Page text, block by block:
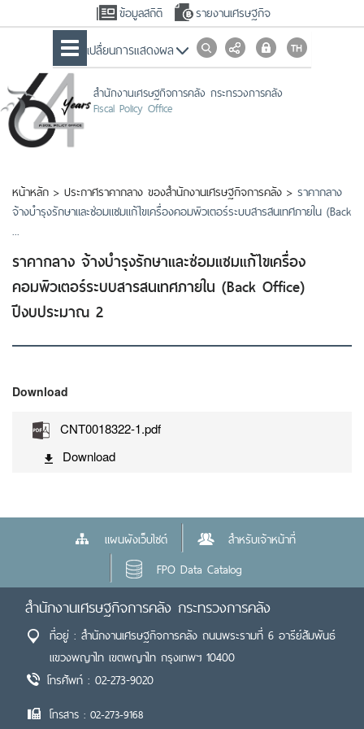
ข้อมูลสถิติ รายงานเศรษฐกิจ
เปลื่ยนการแสดงผล
สำนักงานเศรษฐกิจการคลัง กระทรวงการคลัง
Fiscal Policy Office
หน้าหลัก > ประกาศราคากลาง ของสำนักงานเศรษฐกิจการคลัง > ราคากลาง
จ้างบำรุงรักษาและซ่อมแซมแก้ไขเครื่องคอมพิวเตอร์ระบบสารสนเทศภายใน (Back
...
ราคากลาง จ้างบำรุงรักษาและซ่อมแซมแก้ไขเครื่อง
คอมพิวเตอร์ระบบสารสนเทศภายใน (Back Office)
ปีงบประมาณ 2
Download
CNT0018322-1.pdf
Download
แผนผังเว็บไซต์
สำหรับเจ้าหน้าที่
FPO Data Catalog
สำนักงานเศรษฐกิจการคลัง กระทรวงการคลัง
ที่อยู่ : สำนักงานเศรษฐกิจการคลัง ถนนพระรามที่ 6 อารีย์สัมพันธ์
แขวงพญาไท เขตพญาไท กรุงเทพฯ 10400
โทรศัพท์ : 02-273-9020
โทรสาร : 02-273-9168